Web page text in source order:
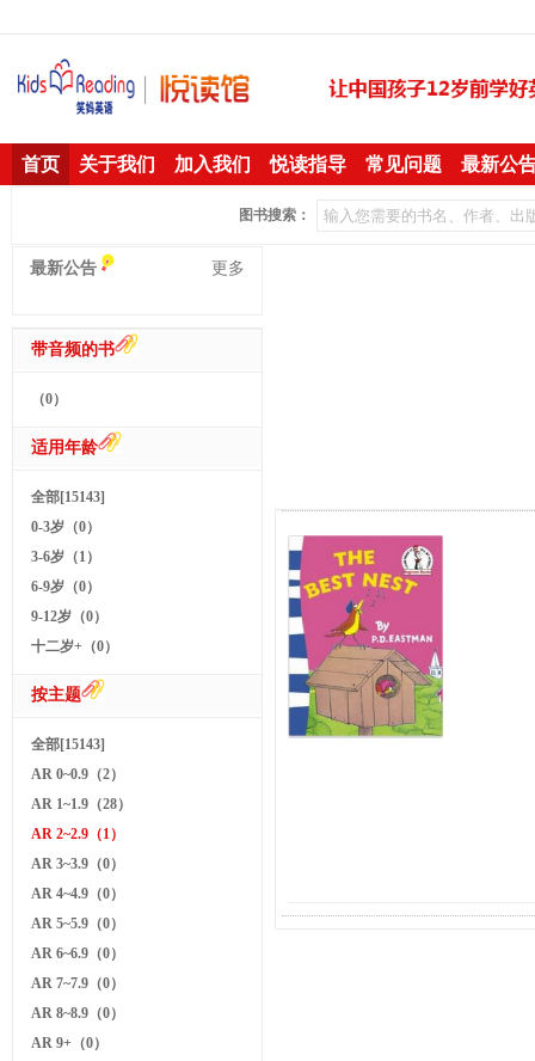
首页 关于我们 加入我们 悦读指导 常见问题 最新公
图书搜索：
最新公告 更多
带音频的书
（0）
适用年龄
全部[15143]
0-3岁（0）
3-6岁（1）
6-9岁（0）
9-12岁（0）
十二岁+（0）
按主题
全部[15143]
AR 0~0.9（2）
AR 1~1.9（28）
AR 2~2.9（1）
AR 3~3.9（0）
AR 4~4.9（0）
AR 5~5.9（0）
AR 6~6.9（0）
AR 7~7.9（0）
AR 8~8.9（0）
AR 9+（0）